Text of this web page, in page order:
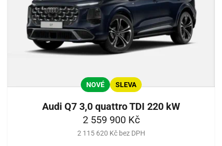
NOVÉ SLEVA
Audi Q7 3,0 quattro TDI 220 kW
2 559 900 Kč
2 115 620 Kč bez DPH